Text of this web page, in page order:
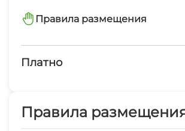
Автостоянка
Интернет бесплатно
Правила размещения
запрещено курить в
Платно
СВЧ
Правила